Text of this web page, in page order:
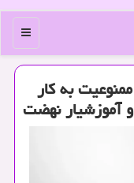
منو
به کار
آموزشیار نهضت